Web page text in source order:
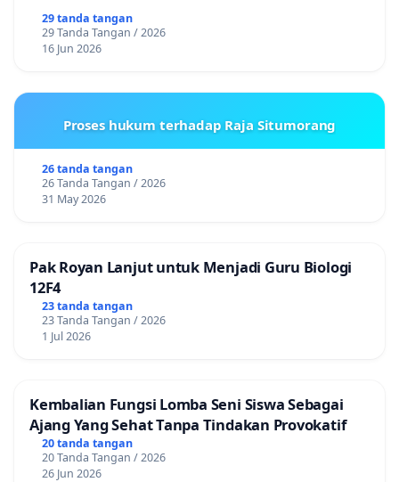
29 tanda tangan
29 Tanda Tangan / 2026
16 Jun 2026
Proses hukum terhadap Raja Situmorang
26 tanda tangan
26 Tanda Tangan / 2026
31 May 2026
Pak Royan Lanjut untuk Menjadi Guru Biologi
12F4
23 tanda tangan
23 Tanda Tangan / 2026
1 Jul 2026
Kembalian Fungsi Lomba Seni Siswa Sebagai
Ajang Yang Sehat Tanpa Tindakan Provokatif
20 tanda tangan
20 Tanda Tangan / 2026
26 Jun 2026